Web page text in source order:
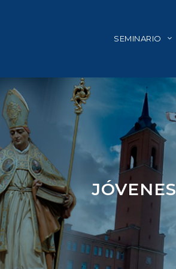
SEMINARIO
JÓVENES